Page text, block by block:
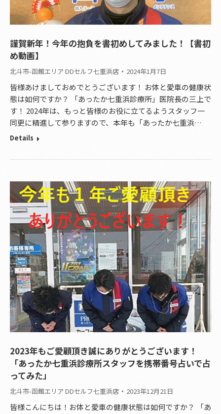
謹賀新年！今年の抱負を書初めしてみました！【書初
め動画】
北斗市-函館エリア DDセルフ七重浜店 2024年1月7日
皆様あけましておめでとうございます！ お体と愛車の健康状
態は如何ですか？ 「あったか七重浜診療所」医院長の三上で
す！ 2024年は、もっと皆様のお役に立てるようスタッフ一
同更に精進して参りますので、本年も「あったか七重浜…
Details
2023年もご愛顧頂き誠にありがとうございます！
「あったか七重浜診療所スタッフを携帯番号占いで占
ってみた」
北斗市-函館エリア DDセルフ七重浜店 2023年12月21日
皆様こんにちは！お体と愛車の健康状態は如何ですか？ 「あ